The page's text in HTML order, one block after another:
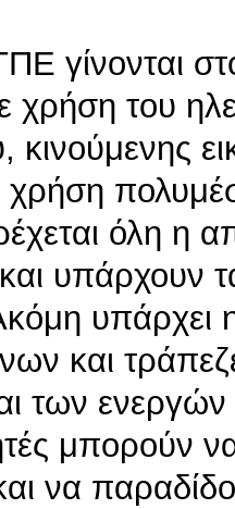
γίνονται
χρήση του
κινούμενης
χρήση
όλη η
υπάρχουν
και
των
μπορούν
να